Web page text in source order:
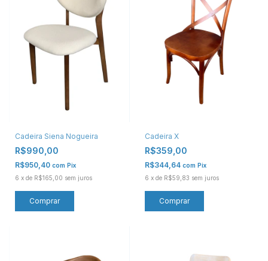
Cadeira Siena Nogueira
R$990,00
R$950,40 com Pix
6 x de R$165,00 sem juros
Comprar
Cadeira X
R$359,00
R$344,64 com Pix
6 x de R$59,83 sem juros
Comprar